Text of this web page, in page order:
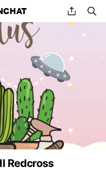
share
Redcross